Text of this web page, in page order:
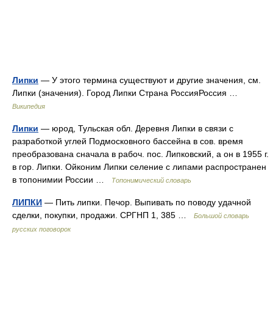
Липки — У этого термина существуют и другие значения, см.
Липки (значения). Город Липки Страна РоссияРоссия …
Википедия
Липки — юрод, Тульская обл. Деревня Липки в связи с
разработкой углей Подмосковного бассейна в сов. время
преобразована сначала в рабоч. пос. Липковский, а он в 1955 г.
в гор. Липки. Ойконим Липки селение с липами распространен
в топонимии России …
Топонимический словарь
ЛИПКИ — Пить липки. Печор. Выпивать по поводу удачной
сделки, покупки, продажи. СРГНП 1, 385 …
Большой словарь
русских поговорок